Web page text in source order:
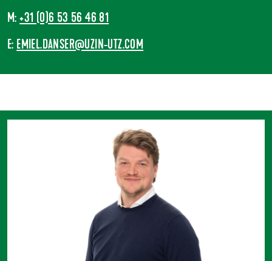
M:+31 (0)6 53 56 46 81
E: EMIEL.DANSER@UZIN-UTZ.COM